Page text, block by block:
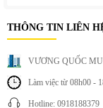
THÔNG TIN LIÊN
VƯƠNG QUỐC
Làm việc từ 08h00 -
Hotline: 0918188379